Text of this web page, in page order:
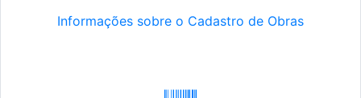
Informações sobre o Cadastro de Obras